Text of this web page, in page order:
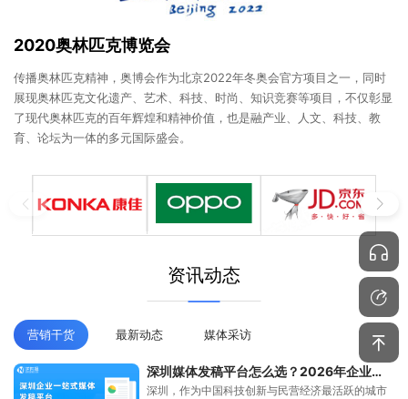
2020奥林匹克博览会
传播奥林匹克精神，奥博会作为北京2022年冬奥会官方项目之一，同时
展现奥林匹克文化遗产、艺术、科技、时尚、知识竞赛等项目，不仅彰显
了现代奥林匹克的百年辉煌和精神价值，也是融产业、人文、科技、教
育、论坛为一体的多元国际盛会。
资讯动态
营销干货 最新动态 媒体采访
深圳媒体发稿平台怎么选？2026年企业选择媒体发稿平台的避坑指南
深圳，作为中国科技创新与民营经济最活跃的城市